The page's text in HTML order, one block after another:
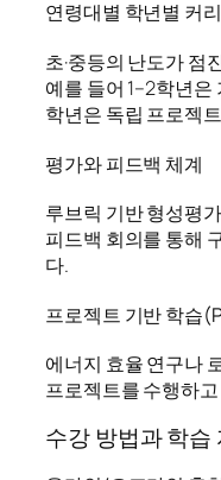
연령대별 학년별 커
초·중등의 난도가 점
예를 들어 1–2학년
학년은 독립 프로젝
평가와 피드백 체계
루브릭 기반 형성평
피드백 회의를 통해
다.
프로젝트 기반 학습
에너지 효율 연구나
프로젝트를 수행하
수강 방법과 학습